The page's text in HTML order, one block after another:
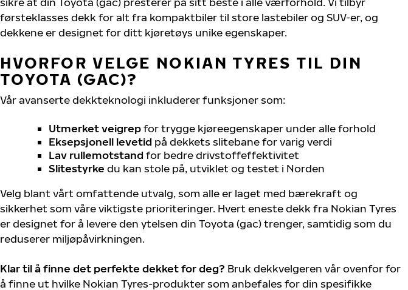
førsteklasses dekk for alt fra kompaktbiler til store lastebiler og SUV-er, og
dekkene er designet for ditt kjøretøys unike egenskaper.
HVORFOR VELGE NOKIAN TYRES TIL DIN
TOYOTA (GAC)?
Vår avanserte dekkteknologi inkluderer funksjoner som:
Utmerket veigrepfor trygge kjøreegenskaper under alle forhold
Eksepsjonell levetid på dekkets slitebane for varig verdi
Lav rullemotstand for bedre drivstoffeffektivitet
Slitestyrke du kan stole på, utviklet og testet i Norden
Velg blant vårt omfattende utvalg, som alle er laget med bærekraft og
sikkerhet som våre viktigste prioriteringer. Hvert eneste dekk fra Nokian Tyres
er designet for å levere den ytelsen din Toyota (gac) trenger, samtidig som du
reduserer miljøpåvirkningen.
Klar til å finne det perfekte dekket for deg? Bruk dekkvelgeren vår ovenfor for
å finne ut hvilke Nokian Tyres-produkter som anbefales for din spesifikke